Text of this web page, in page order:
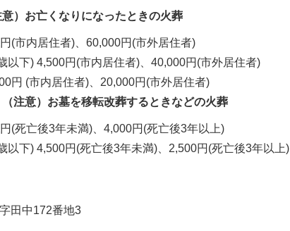
）お亡くなりになったときの火葬
(市内居住者)、60,000円(市外居住者)
以下) 4,500円(市内居住者)、40,000円(市外居住者)
円 (市内居住者)、20,000円(市外居住者)
注意）お墓を移転改葬するときなどの火葬
(死亡後3年未満)、4,000円(死亡後3年以上)
以下) 4,500円(死亡後3年未満)、2,500円(死亡後3年以上)
田中172番地3